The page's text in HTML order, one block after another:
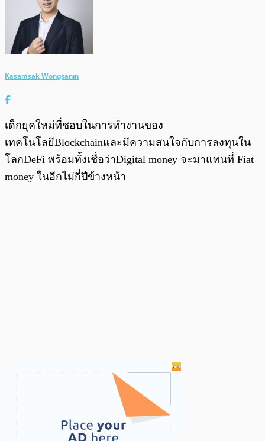
Kasamsak Wongsanin
เด็กยุคใหม่ที่ชอบในการทำงานของ
เทคโนโลยีBlockchainและมีความสนใจกับการลงทุนใน
โลกDeFi พร้อมทั้งเชื่อว่าDigital money จะมาแทนที่ Fiat
money ในอีกไม่กี่ปีข้างหน้า